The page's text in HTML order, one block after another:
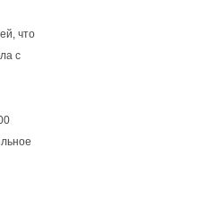
что
с